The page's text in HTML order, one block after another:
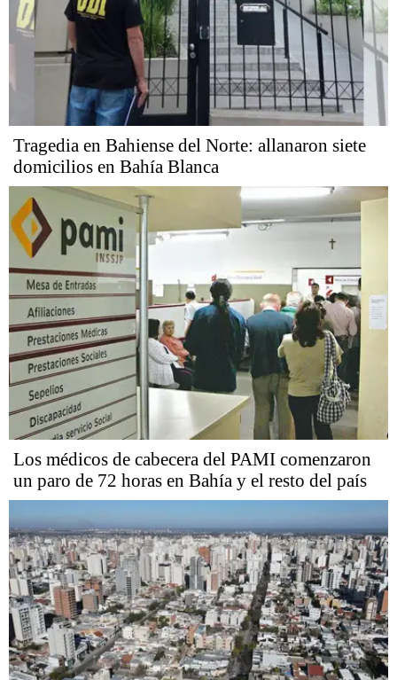
Tragedia en Bahiense del Norte: allanaron siete
domicilios en Bahía Blanca
Los médicos de cabecera del PAMI comenzaron
un paro de 72 horas en Bahía y el resto del país